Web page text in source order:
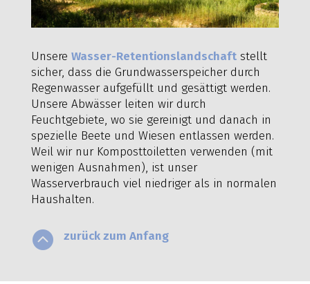
Unsere Wasser-Retentionslandschaftstellt
sicher, dass die Grundwasserspeicher durch
Regenwasser aufgefüllt und gesättigt werden.
Unsere Abwässer leiten wir durch
Feuchtgebiete, wo sie gereinigt und danach in
spezielle Beete und Wiesen entlassen werden.
Weil wir nur Komposttoiletten verwenden (mit
wenigen Ausnahmen), ist unser
Wasserverbrauch viel niedriger als in normalen
Haushalten.
 zurück zum Anfang